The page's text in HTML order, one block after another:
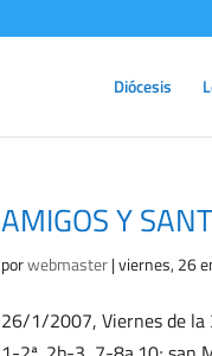
Diócesis
AMIGOS Y
porwebmaster|viernes, 26
26/1/2007, Viernes de la